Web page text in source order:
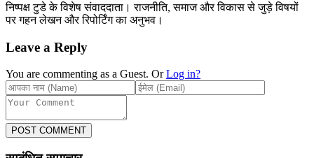
निष्पक्ष टुडे के विशेष संवाददाता। राजनीति, समाज और विकास से जुड़े विषयों
पर गहन लेखन और रिपोर्टिंग का अनुभव।
Leave a Reply
You are commenting as a Guest. Or Log in?
POST COMMENT